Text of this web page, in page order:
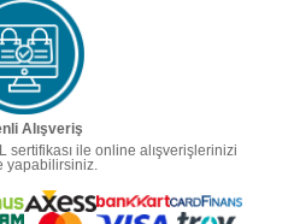
Alışveriş
sertifikası ile online alışverişlerinizi
yapabilirsiniz.